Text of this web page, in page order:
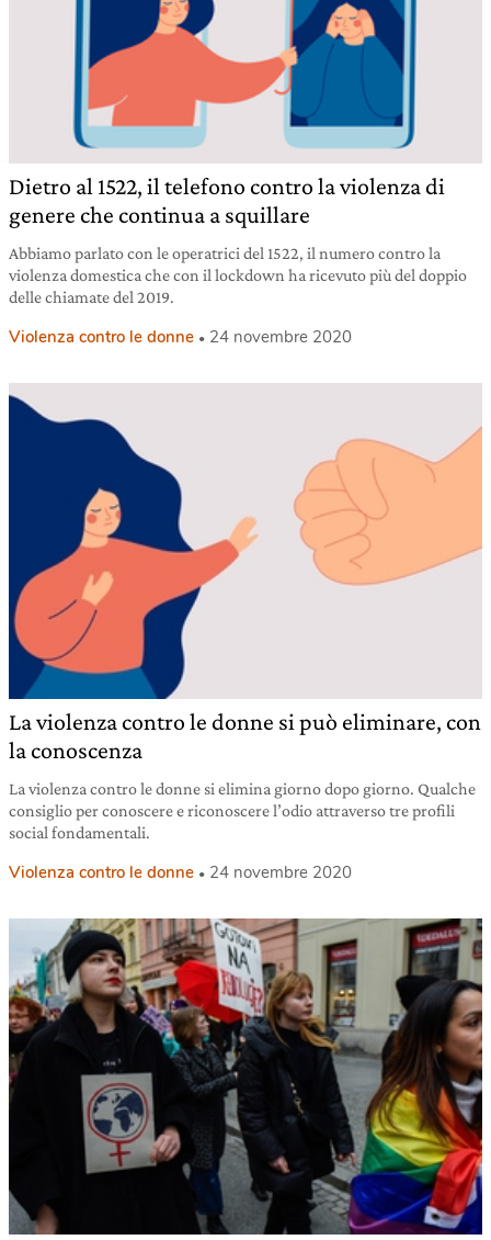
Dietro al 1522, il telefono contro la violenza di
genere che continua a squillare
Abbiamo parlato con le operatrici del 1522, il numero contro la
violenza domestica che con il lockdown ha ricevuto più del doppio
delle chiamate del 2019.
Violenza contro le donne 24 novembre 2020
La violenza contro le donne si può eliminare, con
la conoscenza
La violenza contro le donne si elimina giorno dopo giorno. Qualche
consiglio per conoscere e riconoscere l’odio attraverso tre profili
social fondamentali.
Violenza contro le donne 24 novembre 2020